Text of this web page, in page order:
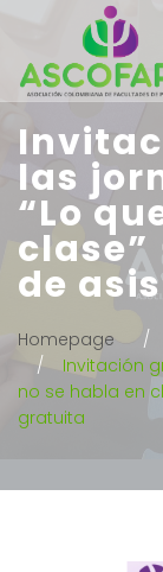
las
“Lo
clase”
de
Homepage
Invitación
no se habla en
gratuita